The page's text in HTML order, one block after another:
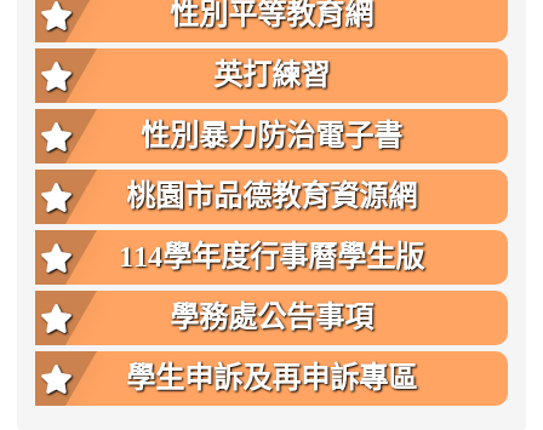
性別平等教育網
英打練習
性別暴力防治電子書
桃園市品德教育資源網
114學年度行事曆學生版
學務處公告事項
學生申訴及再申訴專區